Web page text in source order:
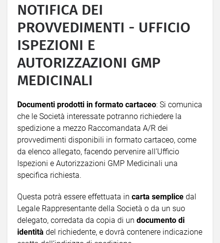
NOTIFICA DEI
PROVVEDIMENTI - UFFICIO
ISPEZIONI E
AUTORIZZAZIONI GMP
MEDICINALI
Documenti prodotti in formato cartaceo: Si comunica
che le Società interessate potranno richiedere la
spedizione a mezzo Raccomandata A/R dei
provvedimenti disponibili in formato cartaceo, come
da elenco allegato, facendo pervenire all’Ufficio
Ispezioni e Autorizzazioni GMP Medicinali una
specifica richiesta.
Questa potrà essere effettuata in carta semplice dal
Legale Rappresentante della Società o da un suo
delegato, corredata da copia di un documento di
identità del richiedente, e dovrà contenere indicazione